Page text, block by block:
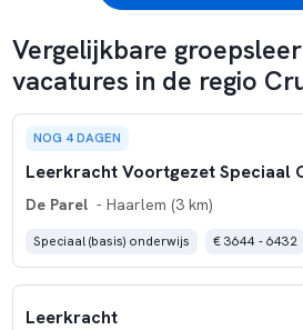
Vergelijkbare
vacatures in de regio
NOG 4 DAGEN
De Parel - Haarlem (3 km)
Speciaal (basis) onderwijs € 3644 - 6432
Leerkracht